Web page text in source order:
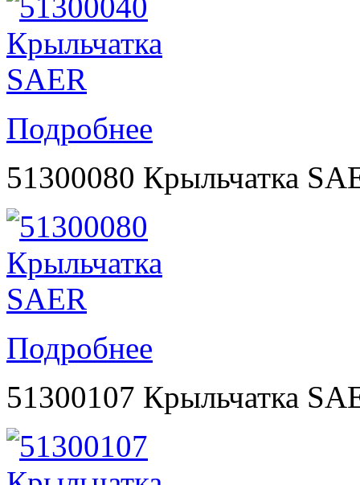
Подробнее
51300080 Крыльчатка
Подробнее
51300107 Крыльчатка